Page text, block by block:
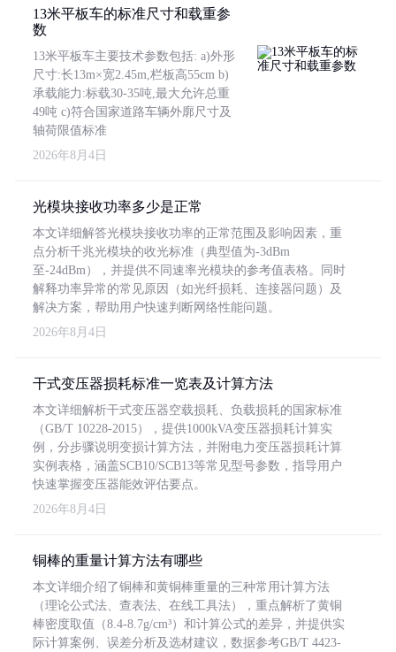
13米平板车的标准尺寸和载重参
数
13米平板车主要技术参数包括: a)外形
尺寸:长13m×宽2.45m,栏板高55cm b)
承载能力:标载30-35吨,最大允许总重
49吨 c)符合国家道路车辆外廓尺寸及
轴荷限值标准
2026年8月4日
光模块接收功率多少是正常
本文详细解答光模块接收功率的正常范围及影响因素，重
点分析千兆光模块的收光标准（典型值为-3dBm
至-24dBm），并提供不同速率光模块的参考值表格。同时
解释功率异常的常见原因（如光纤损耗、连接器问题）及
解决方案，帮助用户快速判断网络性能问题。
2026年8月4日
干式变压器损耗标准一览表及计算方法
本文详细解析干式变压器空载损耗、负载损耗的国家标准
（GB/T 10228-2015），提供1000kVA变压器损耗计算实
例，分步骤说明变损计算方法，并附电力变压器损耗计算
实例表格，涵盖SCB10/SCB13等常见型号参数，指导用户
快速掌握变压器能效评估要点。
2026年8月4日
铜棒的重量计算方法有哪些
本文详细介绍了铜棒和黄铜棒重量的三种常用计算方法
（理论公式法、查表法、在线工具法），重点解析了黄铜
棒密度取值（8.4-8.7g/cm³）和计算公式的差异，并提供实
际计算案例、误差分析及选材建议，数据参考GB/T 4423-